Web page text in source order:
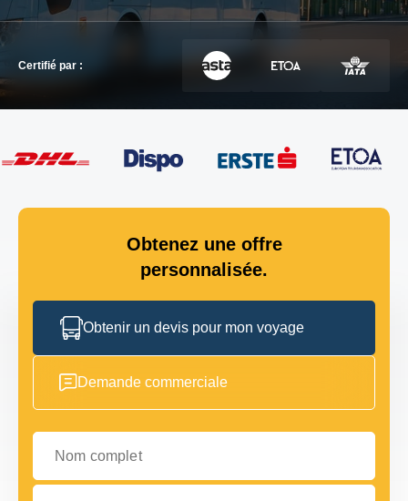
Certifié par :
Obtenez une offre
personnalisée.
Obtenir un devis pour mon voyage
Demande commerciale
Nom complet
Votre adresse e-mail